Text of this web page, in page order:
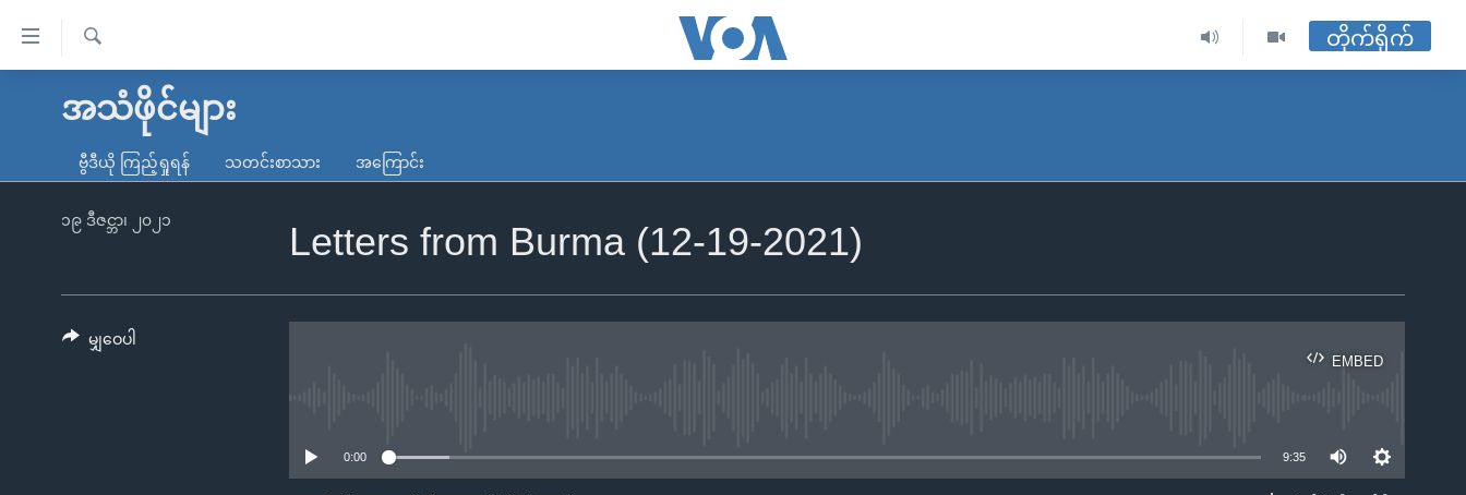
လွယ်ကူ
သည့်
မူလစာမျက်နှာ
ကမ္ဘာ့သတင်းများ
နိုင်ငံတကာ
တရုတ်
အစ္စရေး-ပါလက်စတိုင်း
ရပ်ဝန်းတခု လမ်းတခု အလွန်
အင်္ဂလိပ်စာလေ့လာမယ်
ရ
တိုက်ရိုက်
အသံဖိုင်များ
ဗွီဒီယို ကြည့်ရှုရန် သတင်းစာသား အကြောင်း
Letters from Burma (12-19-2021)
၁၉ ဒီဇင္ဘာ၊ ၂၀၂၁
EMBED
0:00 9:35
မျှဝေပါ